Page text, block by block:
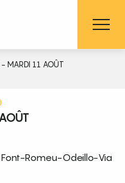
MARDI 11 AOÛT
Romeu-Odeillo-Via